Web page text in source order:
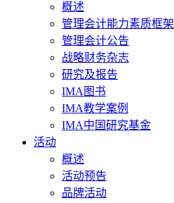
概述
管理会计能力素质框架
管理会计公告
战略财务杂志
研究及报告
IMA图书
IMA教学案例
IMA中国研究基金
活动
概述
活动预告
品牌活动